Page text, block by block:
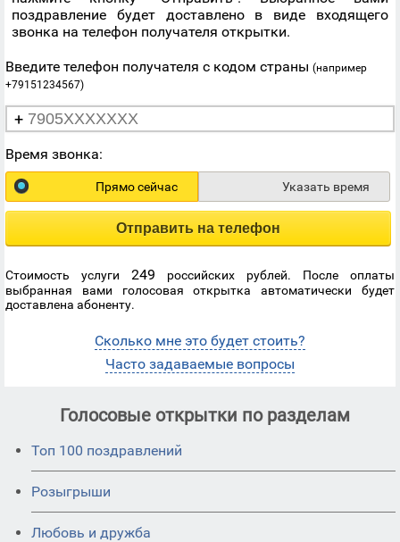
поздравление будет доставлено в виде входящего
звонка на телефон получателя открытки.
Введите телефон получателя с кодом страны (например
+79151234567)
+
Время звонка:
Прямо сейчас Указать время
Отправить на телефон
Стоимость услуги 249 российских рублей. После оплаты
выбранная вами голосовая открытка автоматически будет
доставлена абоненту.
Сколько мне это будет стоить?
Часто задаваемые вопросы
Голосовые открытки по разделам
Топ 100 поздравлений
Розыгрыши
Любовь и дружба